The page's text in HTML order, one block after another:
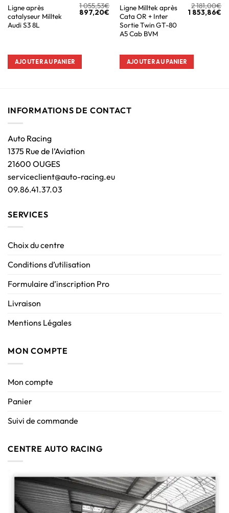
Ligne après
catalyseur Milltek
Audi S3 8L
1 055,53€
897,20€
AJOUTER AU PANIER
Ligne Milltek après
Cata OR + Inter
Sortie Twin GT-80
A5 Cab BVM
2 181,00€
1 853,86€
AJOUTER AU PANIER
INFORMATIONS DE CONTACT
Auto Racing
1375 Rue de l’Aviation
21600 OUGES
serviceclient@auto-racing.eu
09.86.41.37.03
SERVICES
Choix du centre
Conditions d’utilisation
Formulaire d’inscription Pro
Livraison
Mentions Légales
MON COMPTE
Mon compte
Panier
Suivi de commande
CENTRE AUTO RACING